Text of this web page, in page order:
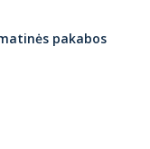
pakabos